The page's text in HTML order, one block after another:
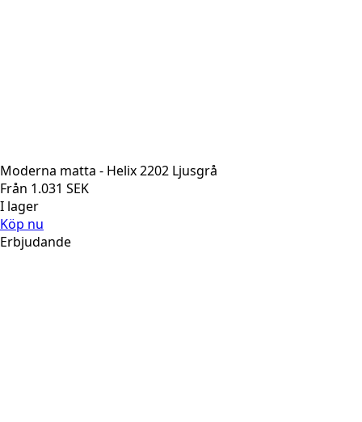
Moderna matta - Helix 2202 Ljusgrå
Från 1.031 SEK
I lager
Köp nu
Erbjudande